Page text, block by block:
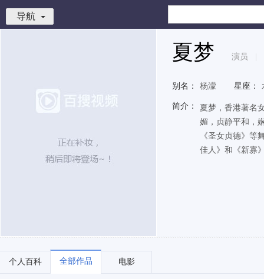
导航
夏梦 演员
别名： 杨濛 星座：
简介：
夏梦，香港著名
媚，贞静平和，
《圣女贞德》等
佳人》和《新寡
个人百科 全部作品 电影